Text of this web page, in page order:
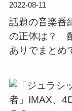
2022-08-11
話題の音楽番
の正体は？
ありでまとめ